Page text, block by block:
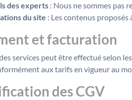
des experts : Nous ne sommes pas
du site : Les contenus
et facturation
services peut être effectué selon
aux tarifs en vigueur au
des CGV